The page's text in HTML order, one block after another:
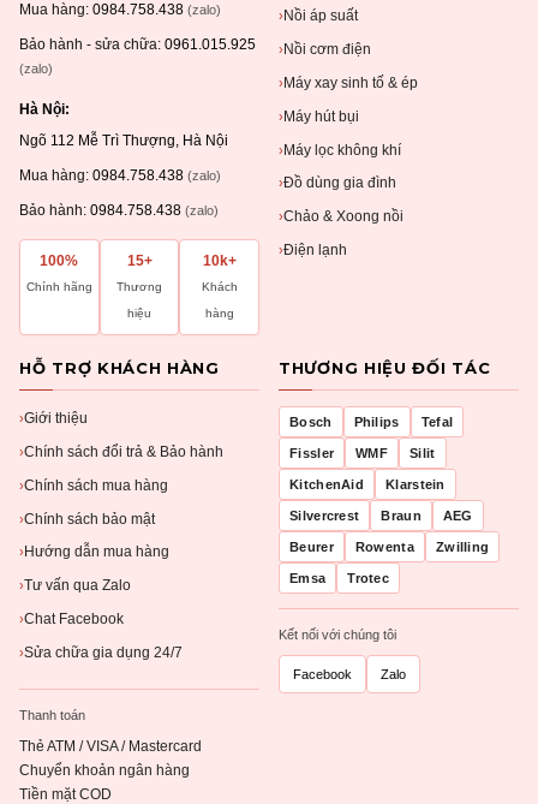
Mua hàng: 0984.758.438 (zalo)
Bảo hành - sửa chữa: 0961.015.925
(zalo)
Hà Nội:
Ngõ 112 Mễ Trì Thượng, Hà Nội
Mua hàng: 0984.758.438 (zalo)
Bảo hành: 0984.758.438 (zalo)
100%
Chính hãng
15+
Thương
hiệu
10k+
Khách
hàng
› Nồi áp suất
› Nồi cơm điện
› Máy xay sinh tố & ép
›Máy hút bụi
›Máy lọc không khí
›Đồ dùng gia đình
›Chảo & Xoong nồi
›Điện lạnh
HỖ TRỢ KHÁCH HÀNG
›Giới thiệu
›Chính sách đổi trả & Bảo hành
›Chính sách mua hàng
›Chính sách bảo mật
› Hướng dẫn mua hàng
›Tư vấn qua Zalo
›Chat Facebook
›Sửa chữa gia dụng 24/7
Thanh toán
Thẻ ATM / VISA / Mastercard
Chuyển khoản ngân hàng
Tiền mặt COD
THƯƠNG HIỆU ĐỐI TÁC
Bosch Philips Tefal
Fissler WMF Silit
KitchenAid Klarstein
Silvercrest Braun AEG
Beurer Rowenta Zwilling
Emsa Trotec
Kết nối với chúng tôi
Facebook Zalo